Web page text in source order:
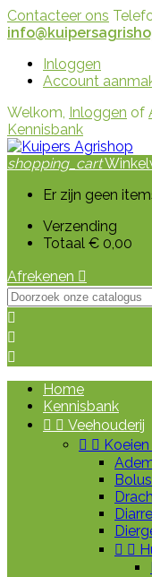
Contacteer ons
Inloggen
Account
Welkom, Inloggen of
Kennisbank
shopping_cart
Er zijn geen
Verzending
Totaal € 0,00
Afrekenen 



Home
Kennisbank
  Veehouderij
 
 